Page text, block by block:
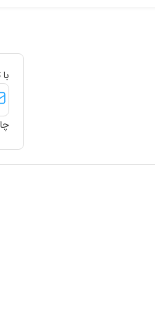
دسترسی
اختلال
پس بد
جیبی به
خاموش
هرچند که